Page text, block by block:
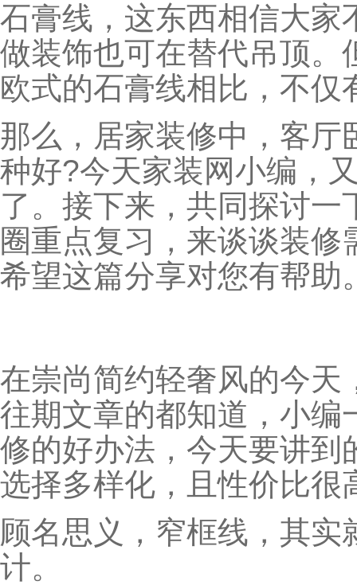
石膏线，这东西相信大家
做装饰也可在替代吊顶。
欧式的石膏线相比，不
那么，居家装修中，客
种好?今天家装网小编，
了。接下来，共同探讨
圈重点复习，来谈谈装
希望这篇分享对您有帮助
在崇尚简约轻奢风的今天
往期文章的都知道，小编
修的好办法，今天要讲到
选择多样化，且性价比很
顾名思义，窄框线，其
计。